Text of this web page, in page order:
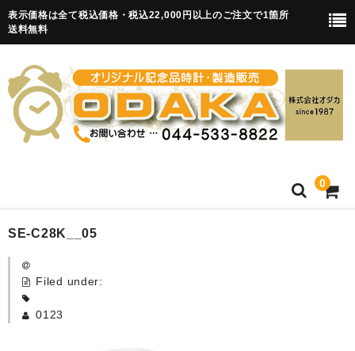
表示価格は全て税込価格・税込22,000円以上のご注文で1箇所
送料無料
0
HOME
卒園記念品
SE-C28K__05
Filed under:
0123